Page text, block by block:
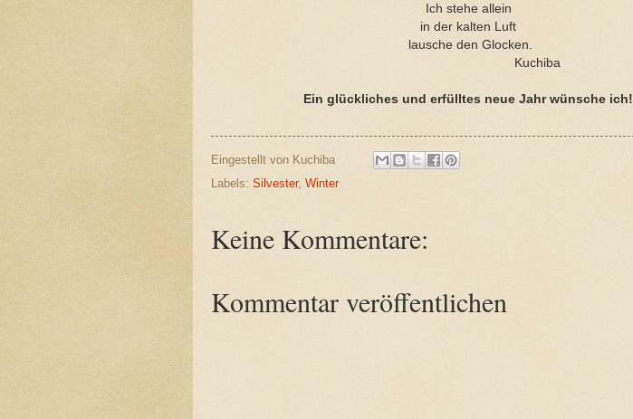
Ich stehe allein
in der kalten Luft
lausche den Glocken.
Kuchiba
Ein glückliches und erfülltes neue Jahr wünsche ich!
Eingestellt von Kuchiba
Labels: Silvester, Winter
Keine Kommentare:
Kommentar veröffentlichen